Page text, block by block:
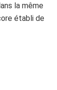
la même
établi de